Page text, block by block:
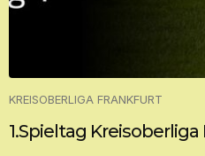
KREISOBERLIGA FRANKFURT
1.Spieltag